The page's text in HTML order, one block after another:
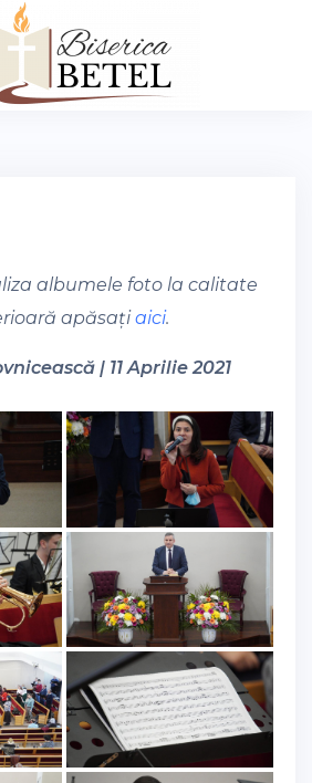
albumele foto la calitate
apăsațiaici.
| 11 Aprilie 2021